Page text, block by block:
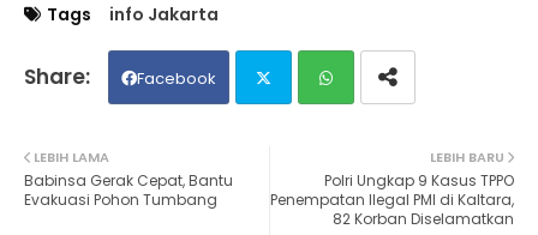
Tags info Jakarta
Facebook
ats
LEBIH BARU
Polri Ungkap 9 Kasus TPPO
Penempatan Ilegal PMI di Kaltara,
82 Korban Diselamatkan
LEBIH LAMA
Babinsa Gerak Cepat, Bantu
Evakuasi Pohon Tumbang